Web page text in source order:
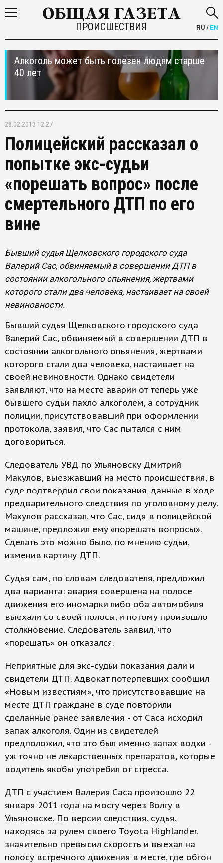
ПРОИСШЕСТВИЯ RU /EN
Алкоголь может быть полезен людям старше
40 лет
28.02.2013 12:27
Полицейский рассказал о
попытке экс-судьи
«порешать вопрос» после
смертельного ДТП по его
вине
Бывший судья Щелковского городского суда
Валерий Сас, обвиняемый в совершении ДТП в
состоянии алкогольного опьянения, жертвами
которого стали два человека, настаивает на своей
невиновности.
Бывший судья Щелковского городского суда
Валерий Сас, обвиняемый в совершении ДТП в
состоянии алкогольного опьянения, жертвами
которого стали два человека, настаивает на
своей невиновности. Однако свидетели
заявляют, что на месте аварии от теперь уже
бывшего судьи пахло алкоголем, а сотрудник
полиции, присутствовавший при оформлении
протокола, заявил, что Сас пытался с ним
договориться.
Следователь УВД по Ульяновску Дмитрий
Макулов, выезжавший на место происшествия, в
суде подтвердил свои показания, данные в ходе
предварительного следствия по уголовному делу.
Макулов рассказал, что Сас, сидя в полицейской
машине, предложил ему «порешать вопросы».
Сделать это можно было, по мнению судьи,
изменив картину ДТП.
Судья сам, по словам следователя, предложил
два варианта: авария совершена на полосе
движения его иномарки либо оба автомобиля
выехали со своей полосы, и потому произошло
столкновение. Следователь заявил, что
«порешать» он отказался.
Неприятные для экс-судьи показания дали и
свидетели ДТП. Адвокат потерпевших сообщил
«Новым известиям», что присутствовавшие на
месте ДТП граждане в суде повторили
сделанные ранее заявления - от Саса исходил
запах алкоголя. Один из свидетелей
предположил, что это был именно запах водки -
уж точно не лекарственных препаратов, которые
водитель якобы употребил от стресса.
ДТП с участием Валерия Саса произошло 22
января 2011 года на мосту через Волгу в
Ульяновске. По версии следствия, судья,
находясь за рулем своего Toyota Highlander,
значительно превысил скорость и выехал на
полосу встречного движения в месте, где обгон